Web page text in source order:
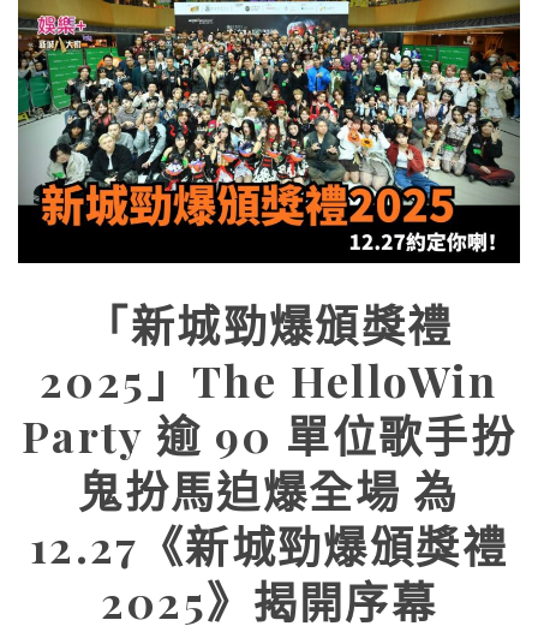
「新城勁爆頒獎禮
2025」The HelloWin
Party 逾 90 單位歌手扮
鬼扮馬迫爆全場 為
12.27《新城勁爆頒獎禮
2025》揭開序幕